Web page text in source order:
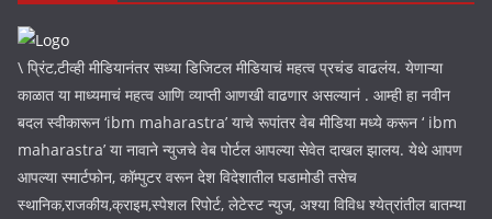
\ प्रिंट,टीव्ही मीडियानंतर सध्या डिजिटल मीडियाचं महत्व प्रचंड वाढलंय. येणाऱ्या
काळात या माध्यमाचं महत्व आणि व्याप्ती आणखी वाढणार असल्यानं . आम्ही हा नवीन
बदल स्वीकारून ‘ibm maharastra’ याचे रूपांतर वेब मीडिया मध्ये करून ‘ ibm
maharastra’ या नावाने न्युजचे वेब पोर्टल आपल्या सेवेत दाखल झालय. येथे आपण
आपल्या स्मार्टफोन, कॉम्पुटर वरून देश विदेशातील घडामोडी तसेच
स्थानिक,राजकीय,क्राइम,स्पेशल रिपोर्ट, लेटेस्ट न्युज, अश्या विविध श्येत्रांतील बातम्या